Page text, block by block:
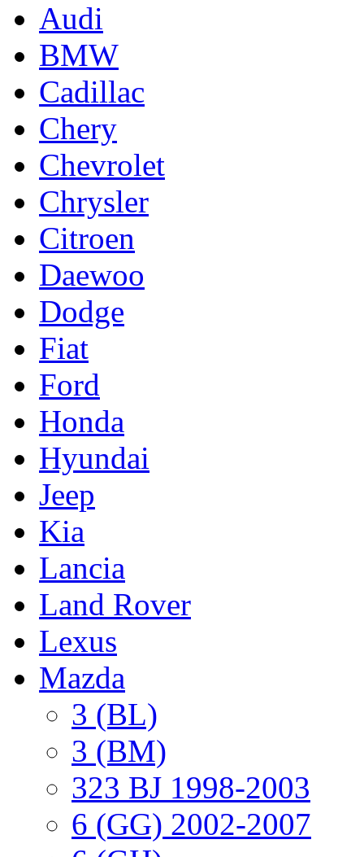
Audi
BMW
Cadillac
Chery
Chevrolet
Chrysler
Citroen
Daewoo
Dodge
Fiat
Ford
Honda
Hyundai
Jeep
Kia
Lancia
Land Rover
Lexus
Mazda
3 (BL)
3 (BM)
323 BJ 1998-2003
6 (GG) 2002-2007